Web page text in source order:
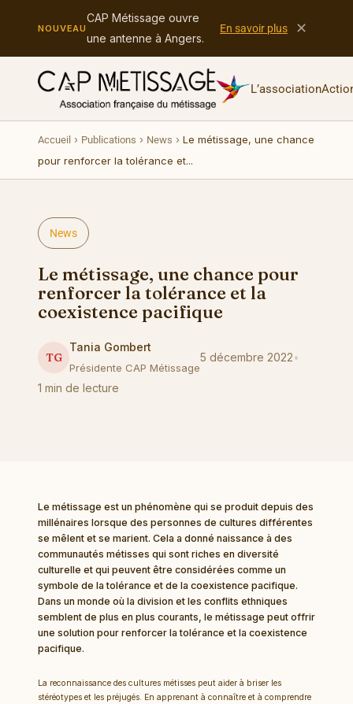
NOUVEAU
CAP Métissage ouvre
une antenne à Angers.
En savoir plus ✕
L’association
Accueil › Publications › News › Le métissage, une chance
pour renforcer la tolérance et...
News
Le métissage, une chance pour
renforcer la tolérance et la
coexistence pacifique
TG
Tania Gombert
Présidente CAP Métissage
5 décembre 2022•
1 min de lecture
CAP MÉTISSAGE
Le métissage, une chance pour renforcer la
tolérance et la coexistence pacifique
Le métissage est un phénomène qui se produit depuis des
millénaires lorsque des personnes de cultures différentes
se mêlent et se marient. Cela a donné naissance à des
communautés métisses qui sont riches en diversité
culturelle et qui peuvent être considérées comme un
symbole de la tolérance et de la coexistence pacifique.
Dans un monde où la division et les conflits ethniques
semblent de plus en plus courants, le métissage peut offrir
une solution pour renforcer la tolérance et la coexistence
pacifique.
La reconnaissance des cultures métisses peut aider à briser les
stéréotypes et les préjugés. En apprenant à connaître et à comprendre